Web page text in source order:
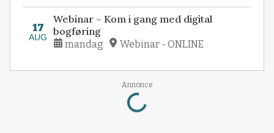
17
AUG
Webinar – Kom i gang med digital
bogføring
mandag Webinar - ONLINE
Annonce
Loading...